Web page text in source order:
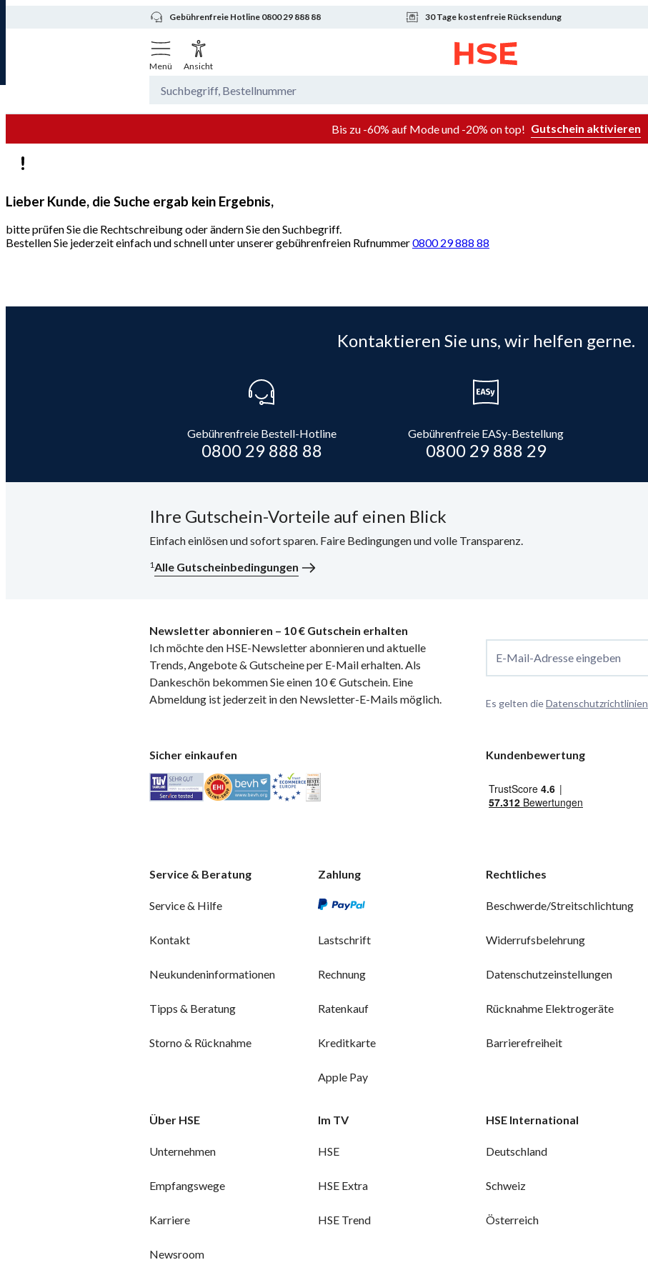
Gebührenfreie Hotline 0800 29 888 88 30 Tage kostenfreie Rücksendung
Menü Ansicht
Bis zu -60% auf Mode und -20% on top! Gutschein aktivieren
Lieber Kunde, die Suche ergab kein Ergebnis,
bitte prüfen Sie die Rechtschreibung oder ändern Sie den Suchbegriff.
Bestellen Sie jederzeit einfach und schnell unter unserer gebührenfreien Rufnummer0800 29 888 88
Kontaktieren Sie uns, wir helfen gerne.
Gebührenfreie Bestell-Hotline
0800 29 888 88
Gebührenfreie EASy-Bestellung
0800 29 888 29
Ihre Gutschein-Vorteile auf einen Blick
Einfach einlösen und sofort sparen. Faire Bedingungen und volle Transparenz.
1Alle Gutscheinbedingungen
Newsletter abonnieren – 10 € Gutschein erhalten
Ich möchte den HSE-Newsletter abonnieren und aktuelle
Trends, Angebote & Gutscheine per E-Mail erhalten. Als
Dankeschön bekommen Sie einen 10 € Gutschein. Eine
Abmeldung ist jederzeit in den Newsletter-E-Mails möglich.
E-Mail-Adresse eingeben
Es gelten dieDatenschutzrichtlinien
Sicher einkaufen Kundenbewertung
Service & Beratung
Service & Hilfe
Kontakt
Neukundeninformationen
Tipps & Beratung
Storno & Rücknahme
Zahlung
Lastschrift
Rechnung
Ratenkauf
Kreditkarte
Apple Pay
Rechtliches
Beschwerde/Streitschlichtung
Widerrufsbelehrung
Datenschutzeinstellungen
Rücknahme Elektrogeräte
Barrierefreiheit
Über HSE
Unternehmen
Empfangswege
Karriere
Newsroom
Im TV
HSE
HSE Extra
HSE Trend
HSE International
Deutschland
Schweiz
Österreich